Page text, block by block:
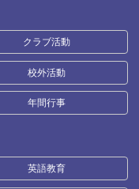
クラブ活動
校外活動
年間行事
英語教育